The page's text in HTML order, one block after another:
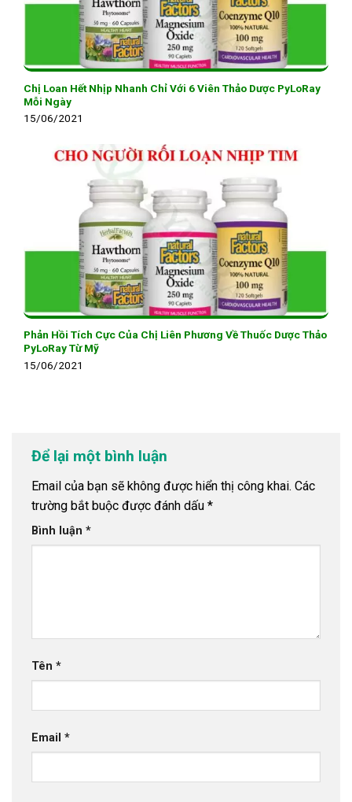
Chị Loan Hết Nhịp Nhanh Chỉ Với 6 Viên Thảo Dược PyLoRay
Mỗi Ngày
15/06/2021
Phản Hồi Tích Cực Của Chị Liên Phương Về Thuốc Dược Thảo
PyLoRay Từ Mỹ
15/06/2021
Để lại một bình luận
Email của bạn sẽ không được hiển thị công khai. Các
trường bắt buộc được đánh dấu *
Bình luận *
Tên *
Email *